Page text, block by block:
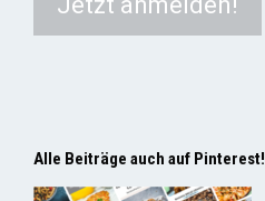
Alle Beiträge auch auf Pinterest!